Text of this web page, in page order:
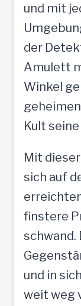
und mit
der
Amulett
Winkel
Kult
Mit
sich auf
finstere
und in
weit weg